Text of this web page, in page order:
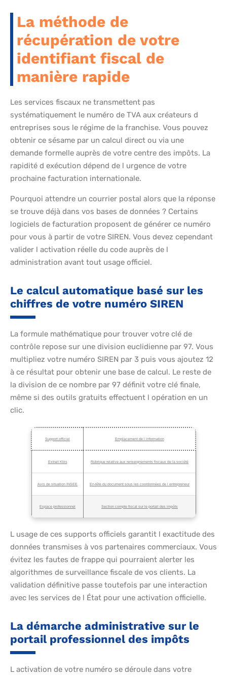
La méthode de
récupération de votre
identifiant fiscal de
manière rapide
Les services fiscaux ne transmettent pas
systématiquement le numéro de TVA aux créateurs d
entreprises sous le régime de la franchise. Vous pouvez
obtenir ce sésame par un calcul direct ou via une
demande formelle auprès de votre centre des impôts. La
rapidité d exécution dépend de l urgence de votre
prochaine facturation internationale.
Pourquoi attendre un courrier postal alors que la réponse
se trouve déjà dans vos bases de données ? Certains
logiciels de facturation proposent de générer ce numéro
pour vous à partir de votre SIREN. Vous devez cependant
valider l activation réelle du code auprès de l
administration avant tout usage officiel.
Le calcul automatique basé sur les
chiffres de votre numéro SIREN
La formule mathématique pour trouver votre clé de
contrôle repose sur une division euclidienne par 97. Vous
multipliez votre numéro SIREN par 3 puis vous ajoutez 12
à ce résultat pour obtenir une base de calcul. Le reste de
la division de ce nombre par 97 définit votre clé finale,
même si des outils gratuits effectuent l opération en un
clic.
Support officiel Emplacement de l information
Extrait Kbis Rubrique relative aux renseignements fiscaux de la société
Avis de situation INSEE En-tête du document sous les coordonnées de l entrepreneur
Espace professionnel Section compte fiscal sur le portail des impôts
L usage de ces supports officiels garantit l exactitude des
données transmises à vos partenaires commerciaux. Vous
évitez les fautes de frappe qui pourraient alerter les
algorithmes de surveillance fiscale de vos clients. La
validation définitive passe toutefois par une interaction
avec les services de l État pour une activation officielle.
La démarche administrative sur le
portail professionnel des impôts
L activation de votre numéro se déroule dans votre